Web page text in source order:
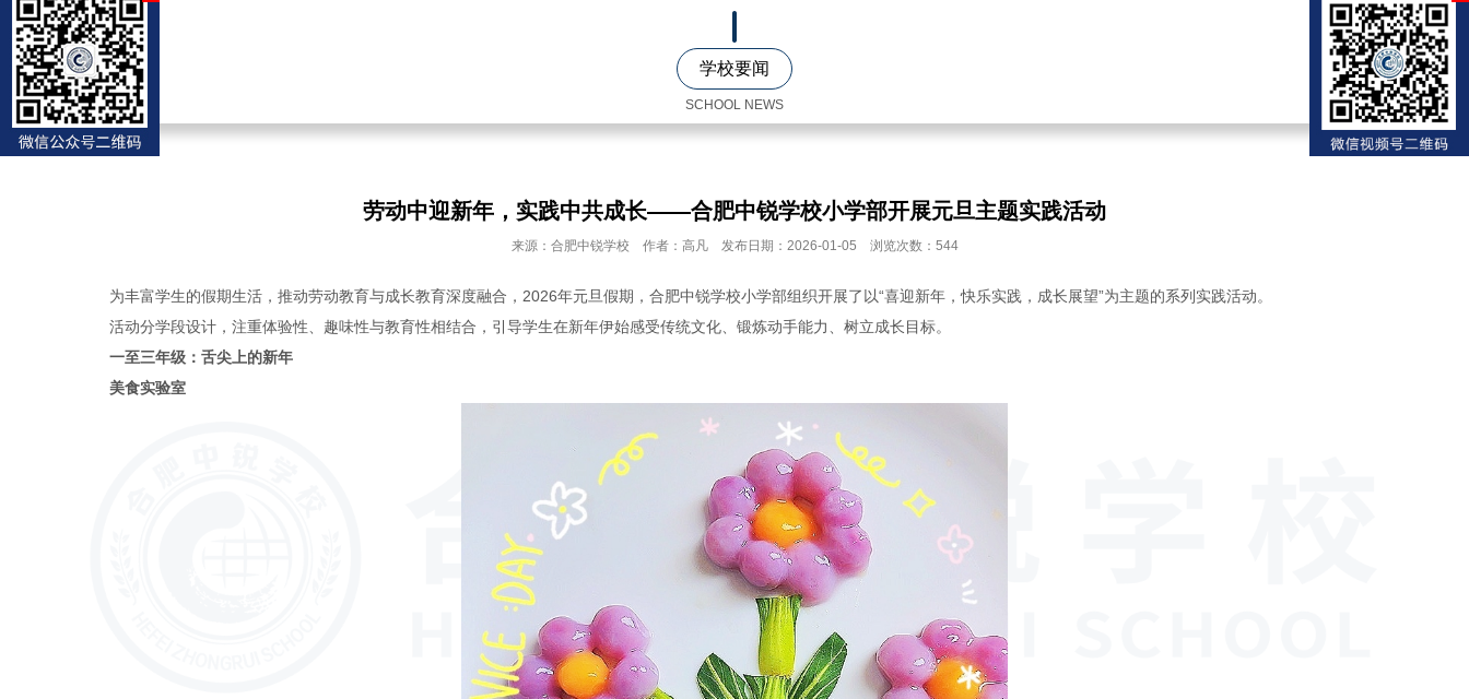
学校要闻
SCHOOL NEWS
劳动中迎新年，实践中共成长——合肥中锐学校小学部开展元旦主题实践活动
来源：合肥中锐学校 作者：高凡 发布日期：2026-01-05 浏览次数：544
为丰富学生的假期生活，推动劳动教育与成长教育深度融合，2026年元旦假期，合肥中锐学校小学部组织开展了以“喜迎新年，快乐实践，成长展望”为主题的系列实践活动。
活动分学段设计，注重体验性、趣味性与教育性相结合，引导学生在新年伊始感受传统文化、锻炼动手能力、树立成长目标。
一至三年级： 舌尖上的新年
美食实验室